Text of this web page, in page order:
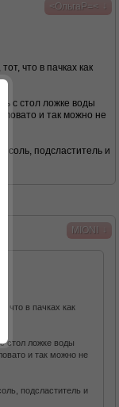
<ОльгаР=<
что в пачках как
с стол ложке воды
и так можно не
соль, подсластитель и
MIONI
что в пачках как
стол ложке воды
и так можно не
подсластитель и